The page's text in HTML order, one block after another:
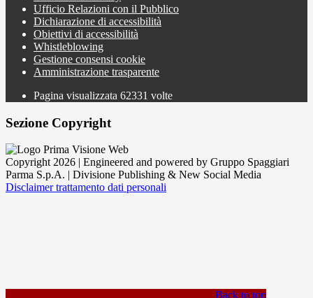
Ufficio Relazioni con il Pubblico
Dichiarazione di accessibilità
Obiettivi di accessibilità
Whistleblowing
Gestione consensi cookie
Amministrazione trasparente
Pagina visualizzata 62331 volte
Sezione Copyright
Copyright 2026 | Engineered and powered by Gruppo Spaggiari
Parma S.p.A. | Divisione Publishing & New Social Media
Disclaimer trattamento dati personali
Back to top